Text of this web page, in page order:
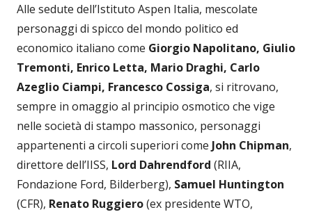
Alle sedute dell’Istituto Aspen Italia, mescolate
personaggi di spicco del mondo politico ed
economico italiano come Giorgio Napolitano, Giulio
Tremonti, Enrico Letta, Mario Draghi, Carlo
Azeglio Ciampi, Francesco Cossiga, si ritrovano,
sempre in omaggio al principio osmotico che vige
nelle società di stampo massonico, personaggi
appartenenti a circoli superiori come John Chipman,
direttore dell’IISS, Lord Dahrendford (RIIA,
Fondazione Ford, Bilderberg), Samuel Huntington
(CFR), Renato Ruggiero(ex presidente WTO,